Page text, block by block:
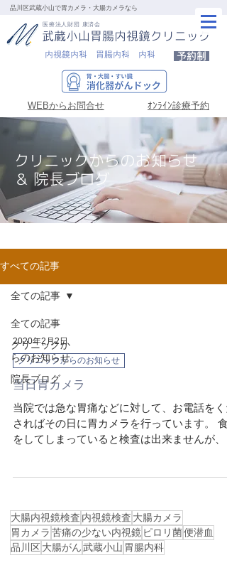
品川区武蔵小山で胃カメラ・大腸カメラなら
医療法人財団 康済会
武蔵小山胃腸内視鏡クリニック
内視鏡内科 胃腸内科 内科 予約制
WEBからお問合せ ｵﾝﾗｲﾝ診療予約
クリニックからのお知らせ
＆ 院長ブログ
すべての記事
全ての記事
クリニックか
らのお知らせ
院長ブログ
全ての記事
2020年2月2日
クリニックからのお知らせ
当日胃カメラ
当院では急な胃痛などに対して、お電話をく
さればその日に胃カメラを行っています。 食
をしてしまっていると検査は出来ませんが、
大腸内視鏡検査 内視鏡検査 大腸カメラ
胃カメラ 苦痛の少ない内視鏡 ピロリ菌便潜血
品川区大腸がん武蔵小山 胃腸内科